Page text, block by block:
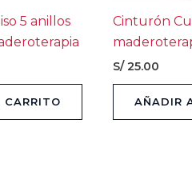
5 anillos
Cinturón
S/25.00
AÑADIR